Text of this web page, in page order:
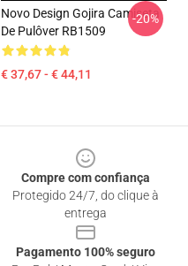
Novo Design Gojira Camiseta
De Pulôver RB1509
€ 37,67 - € 44,11
-20%
Compre com confiança
Protegido 24/7, do clique à
entrega
Pagamento 100% seguro